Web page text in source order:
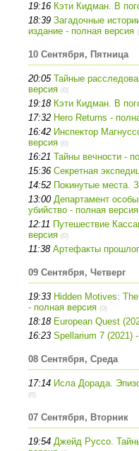
19:16 Кэти Кидман. В
18:39 Загадочные
издание - полная версия
10 Сентября, Пятница
20:05 Тайные
версия (0)
19:18 Кэти Кидман. В
17:32 Hero Returns -
16:42 Инспектор
версия (0)
16:21 Тайны вечности -
15:36 Секретная
14:52 Покинутые места.
13:00 Департамент
убийство - полная версия
12:11 Путешествие
версия (0)
11:38 Артефакты
09 Сентября, Четверг
19:33 Hidden Motives:
- полная версия (0)
18:18 European Quest
16:23 Spellarium 7 (2021)
08 Сентября, Среда
17:14 Исла Дорада.
(0)
07 Сентября, Вторник
19:54 Джейд Руссо.